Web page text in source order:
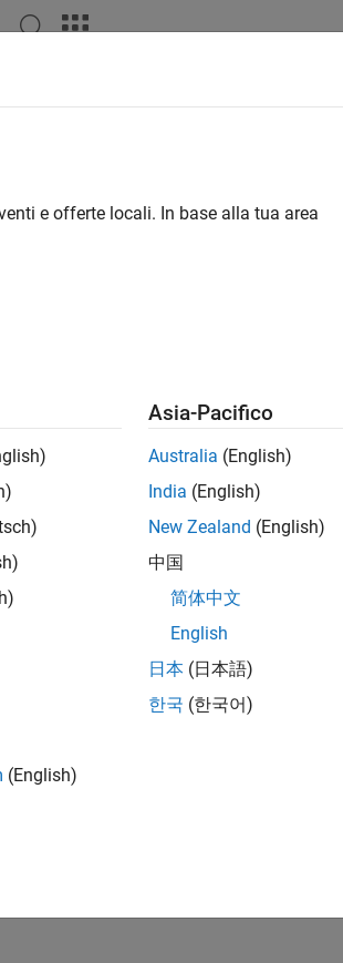
e offerte locali. In base alla tua area
(English)
Asia-Pacifico
Australia (English)
India (English)
New Zealand (English)
中国
简体中文
English
日本 (日本語)
한국 (한국어)